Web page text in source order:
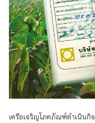
เครือเจริญโภคภัณฑ์ดำเนินกิ